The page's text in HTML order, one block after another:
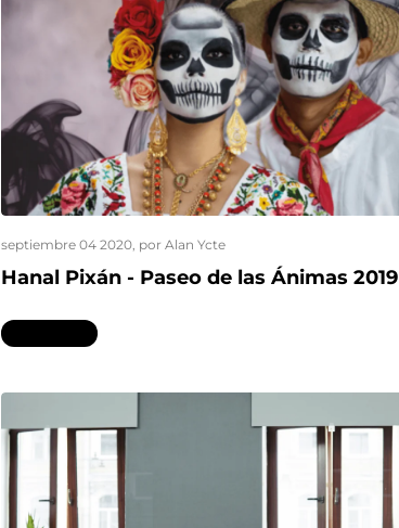
septiembre 04 2020 , por Alan Ycte
Hanal Pixán - Paseo de las Ánimas 2019
Leer más...